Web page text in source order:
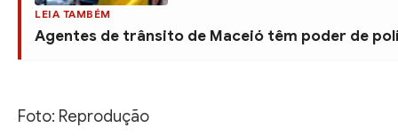
LEIA TAMBÉM
Agentes de trânsito de Maceió têm poder de
Foto: Reprodução